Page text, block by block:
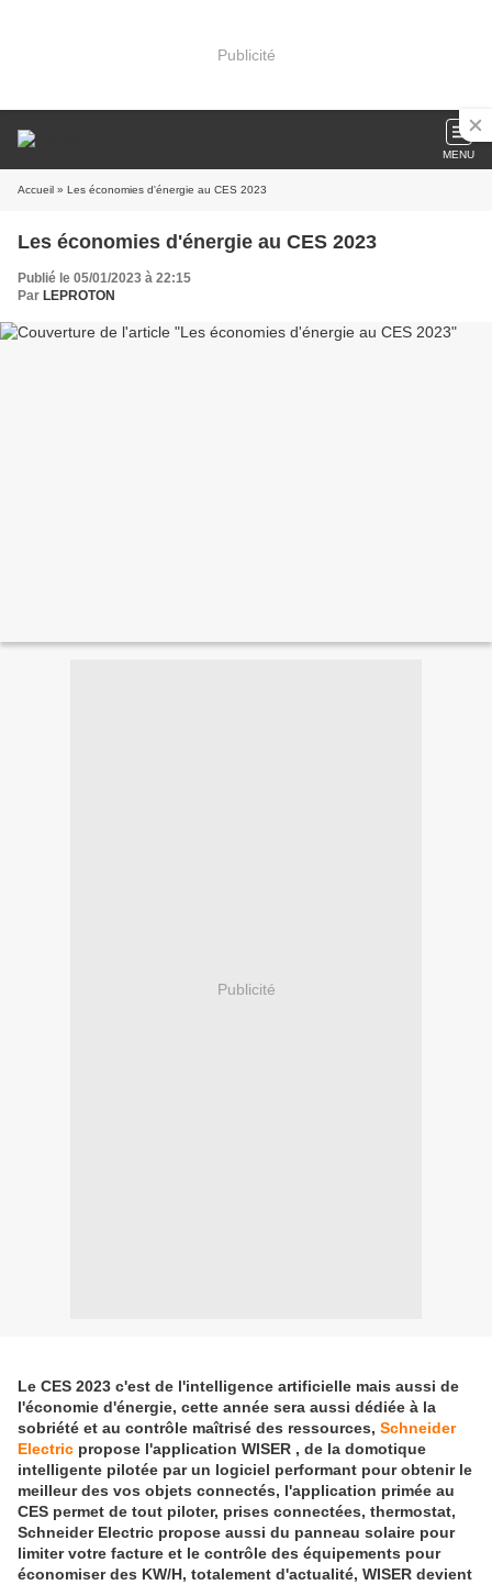
Publicité
MENU
Accueil » Les économies d'énergie au CES 2023
Les économies d'énergie au CES 2023
Publié le 05/01/2023 à 22:15
Par LEPROTON
Publicité
Le CES 2023 c'est de l'intelligence artificielle mais aussi de
l'économie d'énergie, cette année sera aussi dédiée à la
sobriété et au contrôle maîtrisé des ressources, Schneider
Electric propose l'application WISER , de la domotique
intelligente pilotée par un logiciel performant pour obtenir le
meilleur des vos objets connectés, l'application primée au
CES permet de tout piloter, prises connectées, thermostat,
Schneider Electric propose aussi du panneau solaire pour
limiter votre facture et le contrôle des équipements pour
économiser des KW/H, totalement d'actualité, WISER devient